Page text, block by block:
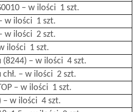
– w ilości 1 szt.
w ilości 1 szt.
w ilości 2 szt.
ilości 1 szt.
(8244) – w ilości 4 szt.
chł. – w ilości 2 szt.
– w ilości 1 szt.
– w ilości 4 szt.